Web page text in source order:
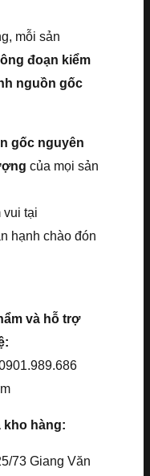
mỗi sản
đoạn kiểm
nguồn gốc
gốc nguyên
của mọi sản
vui tại
hạnh chào đón
và hỗ trợ
kho hàng:
73 Giang Văn